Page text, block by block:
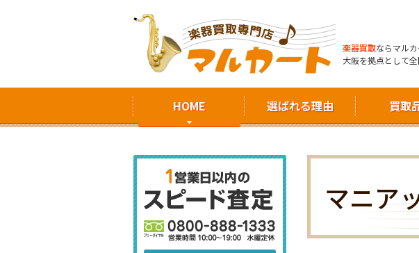
楽器買取ならマル
大阪を拠点として
HOME 選ばれる理由 買取
マニア